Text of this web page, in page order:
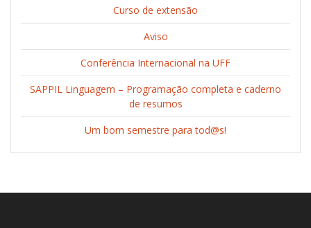
Curso de extensão
Aviso
Conferência Internacional na UFF
SAPPIL Linguagem – Programação completa e caderno
de resumos
Um bom semestre para tod@s!